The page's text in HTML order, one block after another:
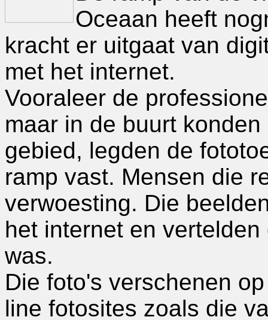
Oceaan heeft
kracht er uitgaat van
met het internet.
Vooraleer de
maar in de buurt
gebied, legden de
ramp vast. Mensen die
verwoesting. Die
het internet en
was.
Die foto's verschenen
line fotosites zoals die